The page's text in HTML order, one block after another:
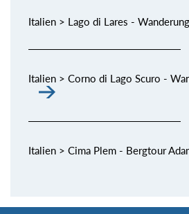
Italien > Lago di Lares -
Italien > Corno di Lago Scuro -
Italien > Cima Plem - Bergtour